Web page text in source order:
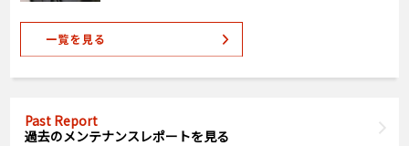
Past Report
過去のメンテナンスレポートを見る